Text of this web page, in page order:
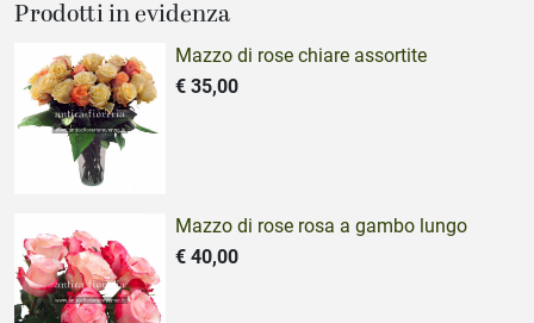
Prodotti in evidenza
Mazzo di rose chiare assortite
€ 35,00
Mazzo di rose rosa a gambo lungo
€ 40,00